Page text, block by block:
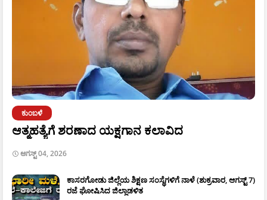
ಕುಂಬಳೆ
ಆತ್ಮಹತ್ಯೆಗೆ ಶರಣಾದ ಯಕ್ಷಗಾನ ಕಲಾವಿದ
ಆಗಸ್ಟ್ 04, 2026
ಕಾಸರಗೋಡು ಜಿಲ್ಲೆಯ ಶಿಕ್ಷಣ ಸಂಸ್ಥೆಗಳಿಗೆ ನಾಳೆ (ಶುಕ್ರವಾರ, ಆಗಸ್ಟ್ 7)
ರಜೆ ಘೋಷಿಸಿದ ಜಿಲ್ಲಾಡಳಿತ